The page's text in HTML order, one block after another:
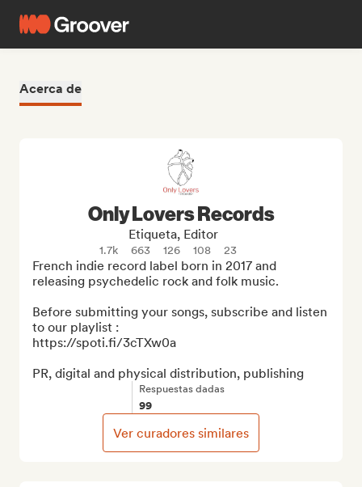
Acerca de
Only Lovers Records
Etiqueta, Editor
1.7k 663 126 108 23
French indie record label born in 2017 and
releasing psychedelic rock and folk music.
Before submitting your songs, subscribe and listen
to our playlist :
https://spoti.fi/3cTXw0a
PR, digital and physical distribution, publishing
Respuestas dadas
99
Ver curadores similares